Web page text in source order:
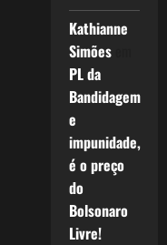
Kathianne
Simõesem
PL da
Bandidagem
e
impunidade,
é o preço
do
Bolsonaro
Livre!